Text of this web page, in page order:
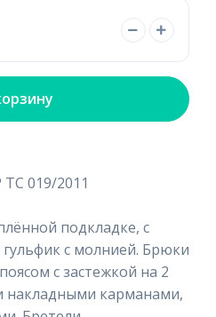
019/2011
подкладке, с
с молнией. Брюки
с застежкой на 2
накладными карманами,